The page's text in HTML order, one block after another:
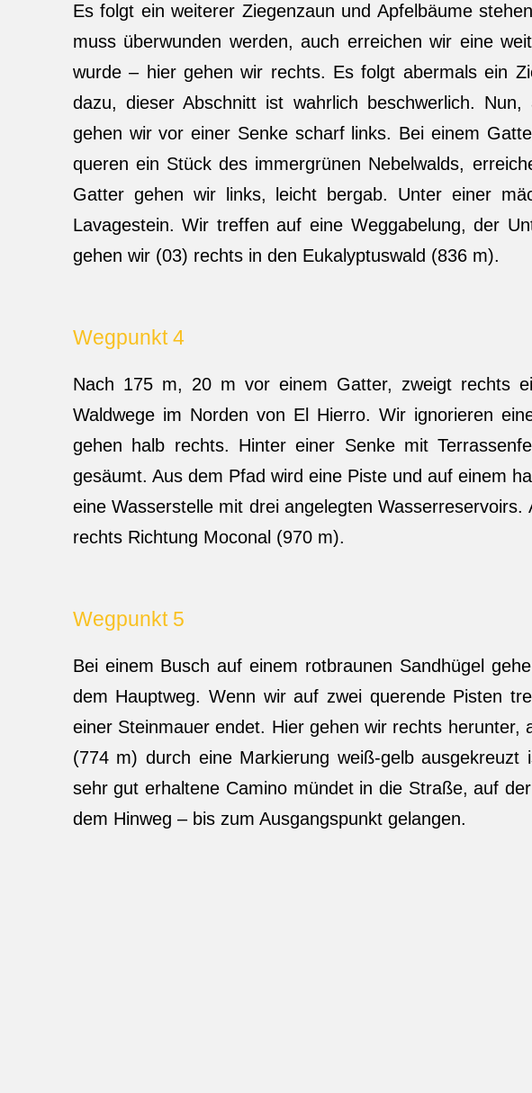
Es folgt ein weiterer Ziegenzaun und Apfelbäume
muss überwunden werden, auch erreichen wir eine
wurde – hier gehen wir rechts. Es folgt abermals ein
dazu, dieser Abschnitt ist wahrlich beschwerlich.
gehen wir vor einer Senke scharf links. Bei einem
queren ein Stück des immergrünen Nebelwalds,
Gatter gehen wir links, leicht bergab. Unter einer
Lavagestein. Wir treffen auf eine Weggabelung, der
gehen wir (03) rechts in den Eukalyptuswald (836 m).
Wegpunkt 4
Nach 175 m, 20 m vor einem Gatter, zweigt rechts
Waldwege im Norden von El Hierro. Wir ignorieren
gehen halb rechts. Hinter einer Senke mit
gesäumt. Aus dem Pfad wird eine Piste und auf einem
eine Wasserstelle mit drei angelegten
rechts Richtung Moconal (970 m).
Wegpunkt 5
Bei einem Busch auf einem rotbraunen Sandhügel
dem Hauptweg. Wenn wir auf zwei querende Pisten
einer Steinmauer endet. Hier gehen wir rechts herunter,
(774 m) durch eine Markierung weiß-gelb
sehr gut erhaltene Camino mündet in die Straße, auf
dem Hinweg – bis zum Ausgangspunkt gelangen.